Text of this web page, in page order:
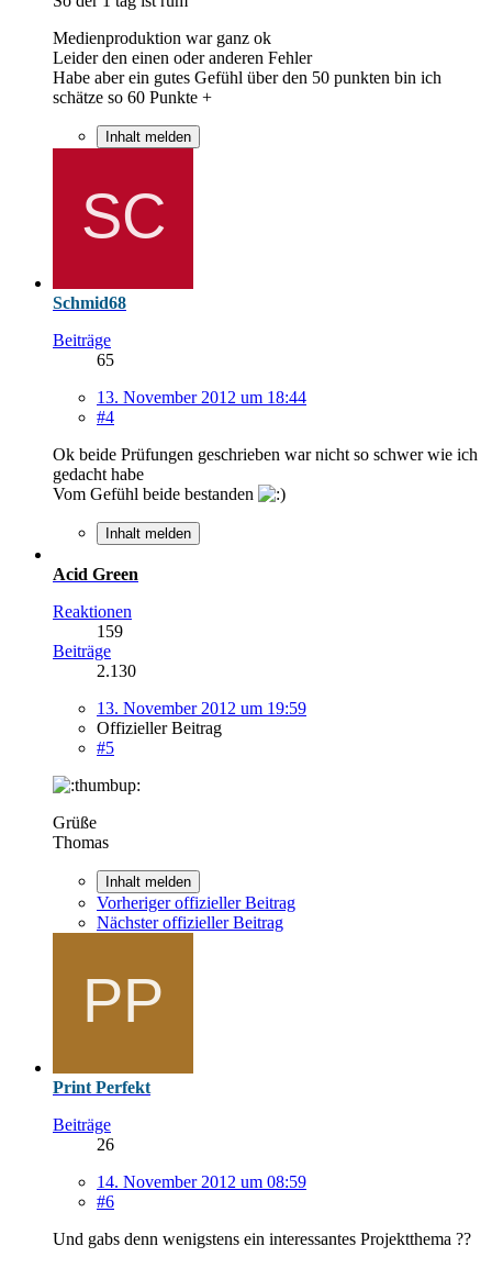
Medienproduktion war ganz ok
Leider den einen oder anderen Fehler
Habe aber ein gutes Gefühl über den 50 punkten bin ich
schätze so 60 Punkte +
Inhalt melden
Schmid68
Beiträge
65
13. November 2012 um 18:44
#4
Ok beide Prüfungen geschrieben war nicht so schwer wie ich
gedacht habe
Vom Gefühl beide bestanden
Inhalt melden
Acid Green
Reaktionen
159
Beiträge
2.130
13. November 2012 um 19:59
Offizieller Beitrag
#5
Grüße
Thomas
Inhalt melden
Vorheriger offizieller Beitrag
Nächster offizieller Beitrag
Print Perfekt
Beiträge
26
14. November 2012 um 08:59
#6
Und gabs denn wenigstens ein interessantes Projektthema ??